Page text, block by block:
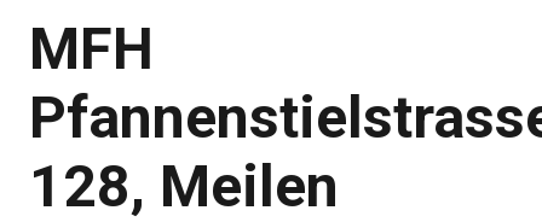
MFH
128, Meilen